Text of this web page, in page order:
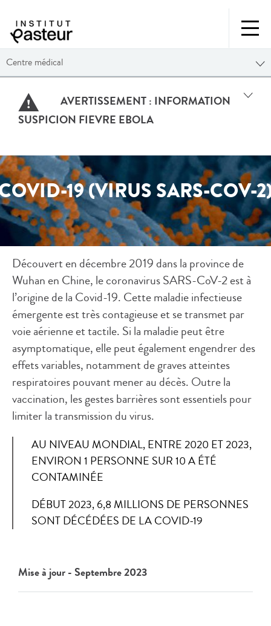
Centre médical
AVERTISSEMENT : INFORMATION
SUSPICION FIEVRE EBOLA
19 (VIRUS SARS-COV-
Découvert en décembre 2019 dans la province de
Wuhan en Chine, le coronavirus SARS-CoV-2 est à
l’origine de la Covid-19. Cette maladie infectieuse
émergente est très contagieuse et se transmet par
voie aérienne et tactile. Si la maladie peut être
asymptomatique, elle peut également engendrer des
effets variables, notamment de graves atteintes
respiratoires pouvant mener au décès. Outre la
vaccination, les gestes barrières sont essentiels pour
limiter la transmission du virus.
AU NIVEAU MONDIAL, ENTRE 2020 ET 2023,
ENVIRON 1 PERSONNE SUR 10 A ÉTÉ
CONTAMINÉE
DÉBUT 2023, 6,8 MILLIONS DE PERSONNES
SONT DÉCÉDÉES DE LA COVID-19
Mise à jour - Septembre 2023